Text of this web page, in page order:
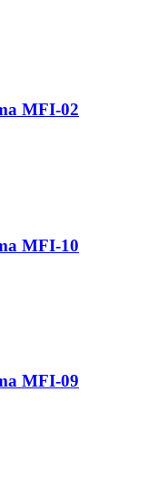
MFI-02
MFI-10
MFI-09